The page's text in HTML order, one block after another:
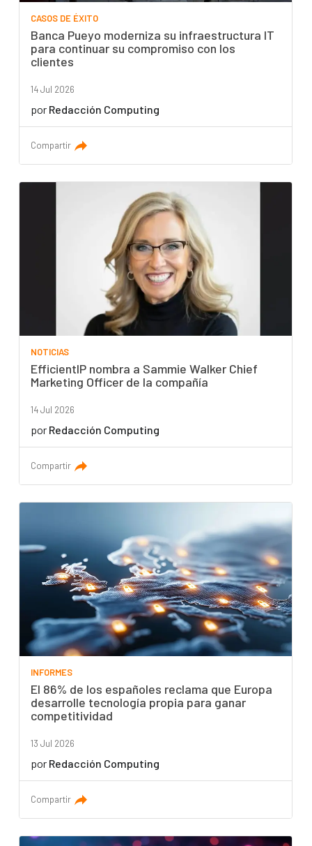
CASOS DE ÉXITO
Banca Pueyo moderniza su infraestructura IT
para continuar su compromiso con los
clientes
14 Jul 2026
por Redacción Computing
Compartir
NOTICIAS
EfficientIP nombra a Sammie Walker Chief
Marketing Officer de la compañía
14 Jul 2026
por Redacción Computing
Compartir
INFORMES
El 86% de los españoles reclama que Europa
desarrolle tecnología propia para ganar
competitividad
13 Jul 2026
por Redacción Computing
Compartir